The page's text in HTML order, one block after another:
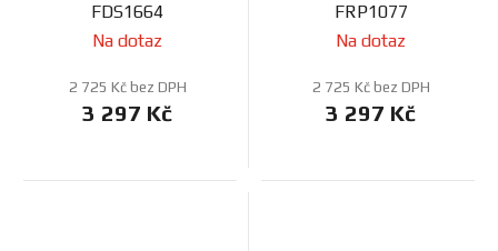
FDS1664
Na dotaz
2 725 Kč bez DPH
3 297 Kč
FRP1077
Na dotaz
2 725 Kč bez DPH
3 297 Kč